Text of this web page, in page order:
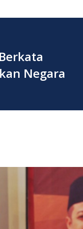
Negara